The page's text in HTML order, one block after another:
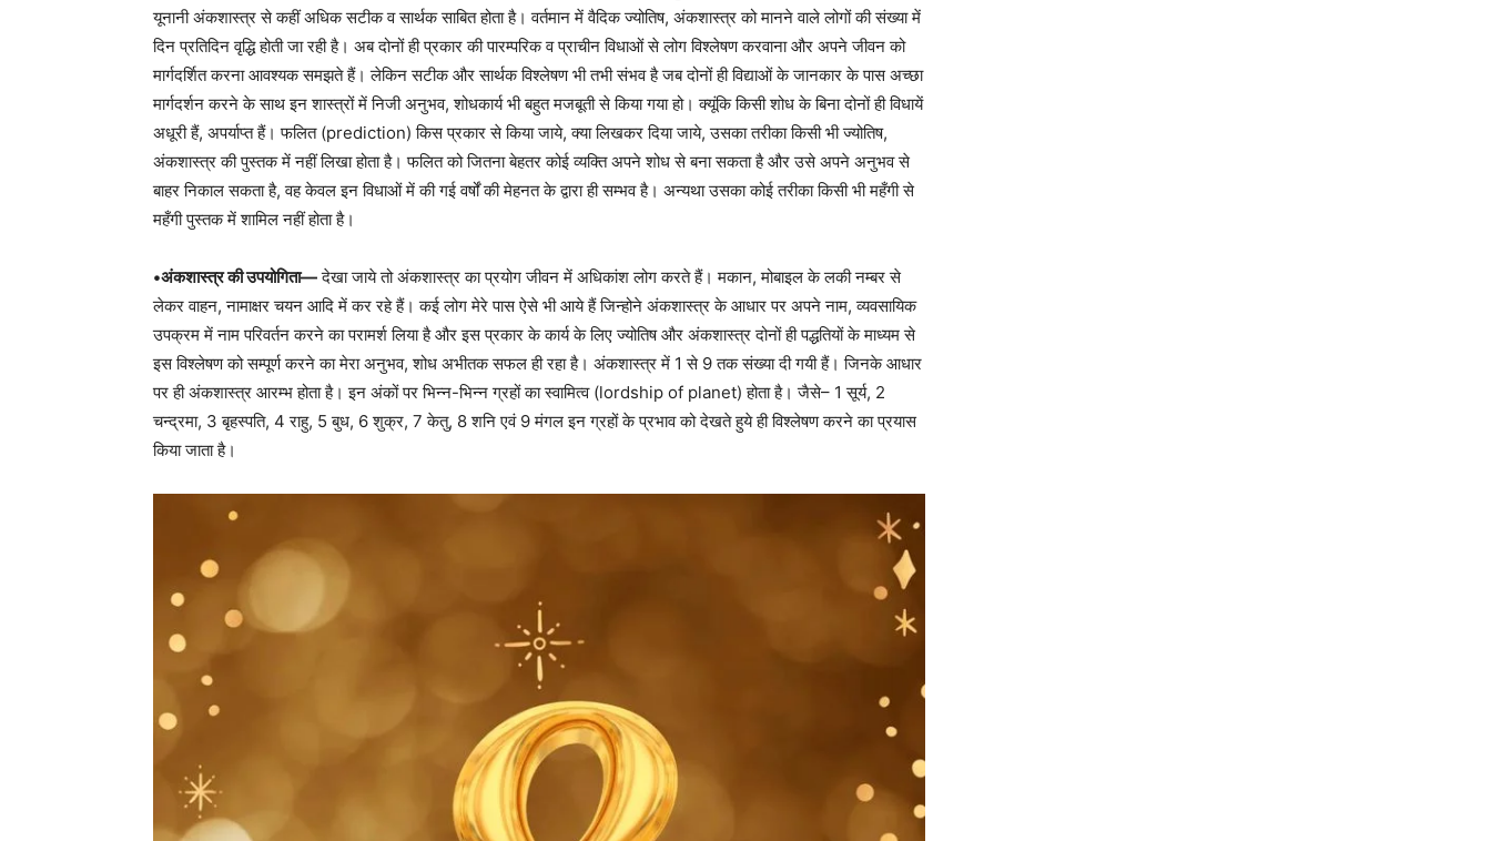
यूनानी अंकशास्त्र से कहीं अधिक सटीक व सार्थक साबित होता है। वर्तमान में वैदिक ज्योतिष, अंकशास्त्र को मानने वाले लोगों की संख्या में
दिन प्रतिदिन वृद्धि होती जा रही है। अब दोनों ही प्रकार की पारम्परिक व प्राचीन विधाओं से लोग विश्लेषण करवाना और अपने जीवन को
मार्गदर्शित करना आवश्यक समझते हैं। लेकिन सटीक और सार्थक विश्लेषण भी तभी संभव है जब दोनों ही विद्याओं के जानकार के पास अच्छा
मार्गदर्शन करने के साथ इन शास्त्रों में निजी अनुभव, शोधकार्य भी बहुत मजबूती से किया गया हो। क्यूंकि किसी शोध के बिना दोनों ही विधायें
अधूरी हैं, अपर्याप्त हैं। फलित (prediction) किस प्रकार से किया जाये, क्या लिखकर दिया जाये, उसका तरीका किसी भी ज्योतिष,
अंकशास्त्र की पुस्तक में नहीं लिखा होता है। फलित को जितना बेहतर कोई व्यक्ति अपने शोध से बना सकता है और उसे अपने अनुभव से
बाहर निकाल सकता है, वह केवल इन विधाओं में की गई वर्षों की मेहनत के द्वारा ही सम्भव है। अन्यथा उसका कोई तरीका किसी भी महँगी से
महँगी पुस्तक में शामिल नहीं होता है।
•अंकशास्त्र की उपयोगिता—देखा जाये तो अंकशास्त्र का प्रयोग जीवन में अधिकांश लोग करते हैं। मकान, मोबाइल के लकी नम्बर से
लेकर वाहन, नामाक्षर चयन आदि में कर रहे हैं। कई लोग मेरे पास ऐसे भी आये हैं जिन्होने अंकशास्त्र के आधार पर अपने नाम, व्यवसायिक
उपक्रम में नाम परिवर्तन करने का परामर्श लिया है और इस प्रकार के कार्य के लिए ज्योतिष और अंकशास्त्र दोनों ही पद्धतियों के माध्यम से
इस विश्लेषण को सम्पूर्ण करने का मेरा अनुभव, शोध अभीतक सफल ही रहा है। अंकशास्त्र में 1 से 9 तक संख्या दी गयी हैं। जिनके आधार
पर ही अंकशास्त्र आरम्भ होता है। इन अंकों पर भिन्न-भिन्न ग्रहों का स्वामित्व (lordship of planet) होता है। जैसे– 1 सूर्य, 2
चन्द्रमा, 3 बृहस्पति, 4 राहु, 5 बुध, 6 शुक्र, 7 केतु, 8 शनि एवं 9 मंगल इन ग्रहों के प्रभाव को देखते हुये ही विश्लेषण करने का प्रयास
किया जाता है।